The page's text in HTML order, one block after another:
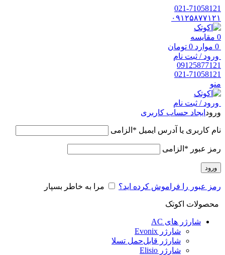
021-71058121
۰۹۱۲۵۸۷۷۱۲۱
0 مقایسه
0 موارد 0 تومان
ورود / ثبت نام
09125877121
021-71058121
منو
ورود / ثبت نام
ورود ایجاد حساب کاربری
نام کاربری یا آدرس ایمیل * الزامی
رمز عبور * الزامی
ورود
رمز عبور را فراموش کرده اید؟ مرا به خاطر بسپار
محصولات اکوتک
شارژر های AC
شارژر Evonix
شارژر قابل‌حمل تسلا
شارژر Elisio